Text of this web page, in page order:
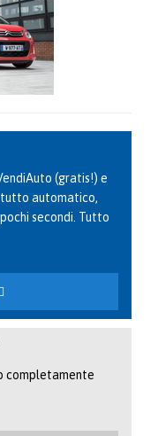
(gratis!) e
tutto automatico,
secondi. Tutto
completamente